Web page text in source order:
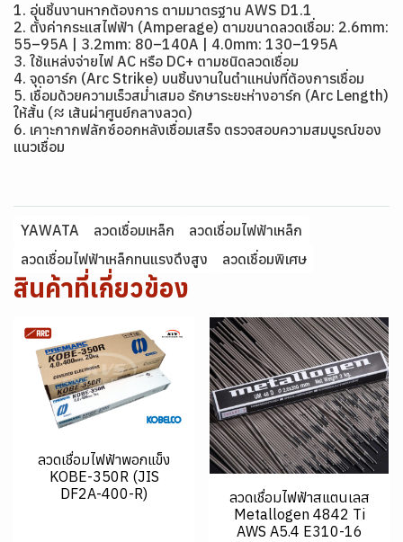
1. อุ่นชิ้นงานหากต้องการ ตามมาตรฐาน AWS D1.1
2. ตั้งค่ากระแสไฟฟ้า (Amperage) ตามขนาดลวดเชื่อม: 2.6mm:
55–95A | 3.2mm: 80–140A | 4.0mm: 130–195A
3. ใช้แหล่งจ่ายไฟ AC หรือ DC+ ตามชนิดลวดเชื่อม
4. จุดอาร์ก (Arc Strike) บนชิ้นงานในตำแหน่งที่ต้องการเชื่อม
5. เชื่อมด้วยความเร็วสม่ำเสมอ รักษาระยะห่างอาร์ก (Arc Length)
ให้สั้น (≈ เส้นผ่าศูนย์กลางลวด)
6. เคาะกากฟลักซ์ออกหลังเชื่อมเสร็จ ตรวจสอบความสมบูรณ์ของ
แนวเชื่อม
YAWATA ลวดเชื่อมเหล็ก
ลวดเชื่อมไฟฟ้าเหล็ก
ลวดเชื่อมไฟฟ้าเหล็กทนแรงดึงสูง
ลวดเชื่อมพิเศษ
สินค้าที่เกี่ยวข้อง
ลวดเชื่อมไฟฟ้าพอกแข็ง
KOBE-350R (JIS
DF2A-400-R)
ลวดเชื่อมไฟฟ้าสแตนเลส
Metallogen 4842 Ti
AWS A5.4 E310-16